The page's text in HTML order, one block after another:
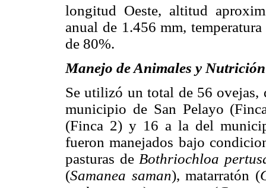
longitud Oeste, altitud
anual de 1.456 mm,
de 80%.
Manejo deAnimales y Nutrición
Se utilizó un total de 56 ovejas,
municipio de San Pelayo
(Finca 2) y 16 a la del
fueron manejados bajo
pasturas de Bothriochloa
(Samanea saman), matarratón (